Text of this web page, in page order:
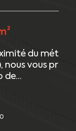
du mét
nous vous pr
de...